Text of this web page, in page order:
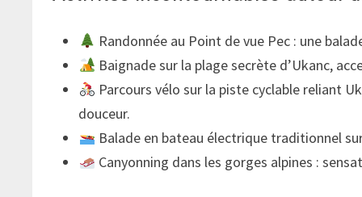
Randonnée au Point de vue Pec : une
Baignade sur la plage secrète d’Ukanc,
Parcours vélo sur la piste cyclable reliant
douceur.
Balade en bateau électrique traditionnel
Canyonning dans les gorges alpines :